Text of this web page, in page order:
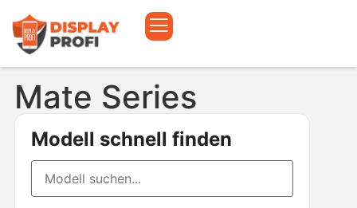
Mate Series
Modell schnell finden